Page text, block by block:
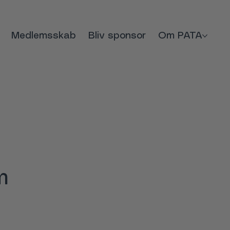
Medlemsskab Bliv sponsor Om PATA